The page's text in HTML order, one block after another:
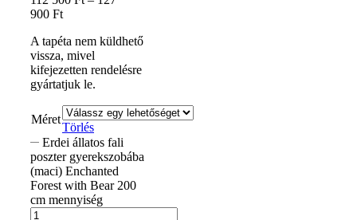
900 Ft
A tapéta nem küldhető
vissza, mivel
kifejezetten rendelésre
gyártatjuk le.
Méret
Törlés
Erdei állatos fali
poszter gyerekszobába
(maci) Enchanted
Forest with Bear 200
cm mennyiség